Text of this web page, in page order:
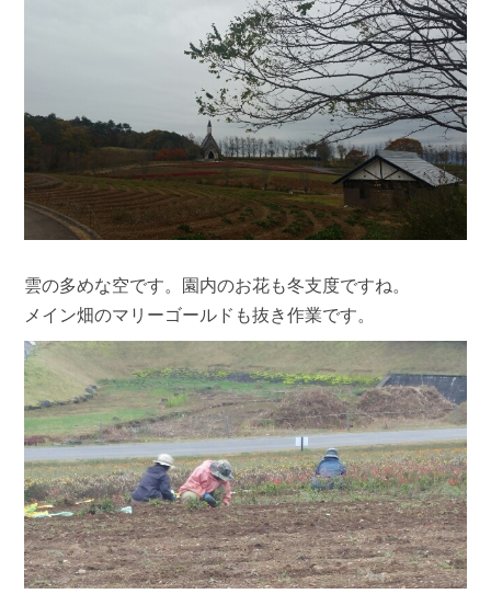
雲の多めな空です。園内のお花も冬支度ですね。
メイン畑のマリーゴールドも抜き作業です。